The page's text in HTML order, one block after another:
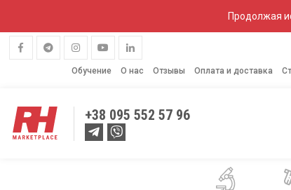
Продолжая
Обучение О нас Отзывы Оплата и доставка
+38 095 552 57 96